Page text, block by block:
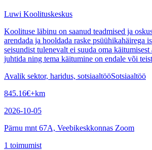
Luwi Koolituskeskus
Koolituse läbinu on saanud teadmised ja
arendada ja hooldada raske psüühikahäirega
seisundist tulenevalt ei suuda oma käitumisest
juhtida ning tema käitumine on endale või
Avalik sektor, haridus, sotsiaaltööSotsiaaltöö
845.16€+km
2026-10-05
Pärnu mnt 67A, Veebikeskkonnas Zoom
1 toimumist